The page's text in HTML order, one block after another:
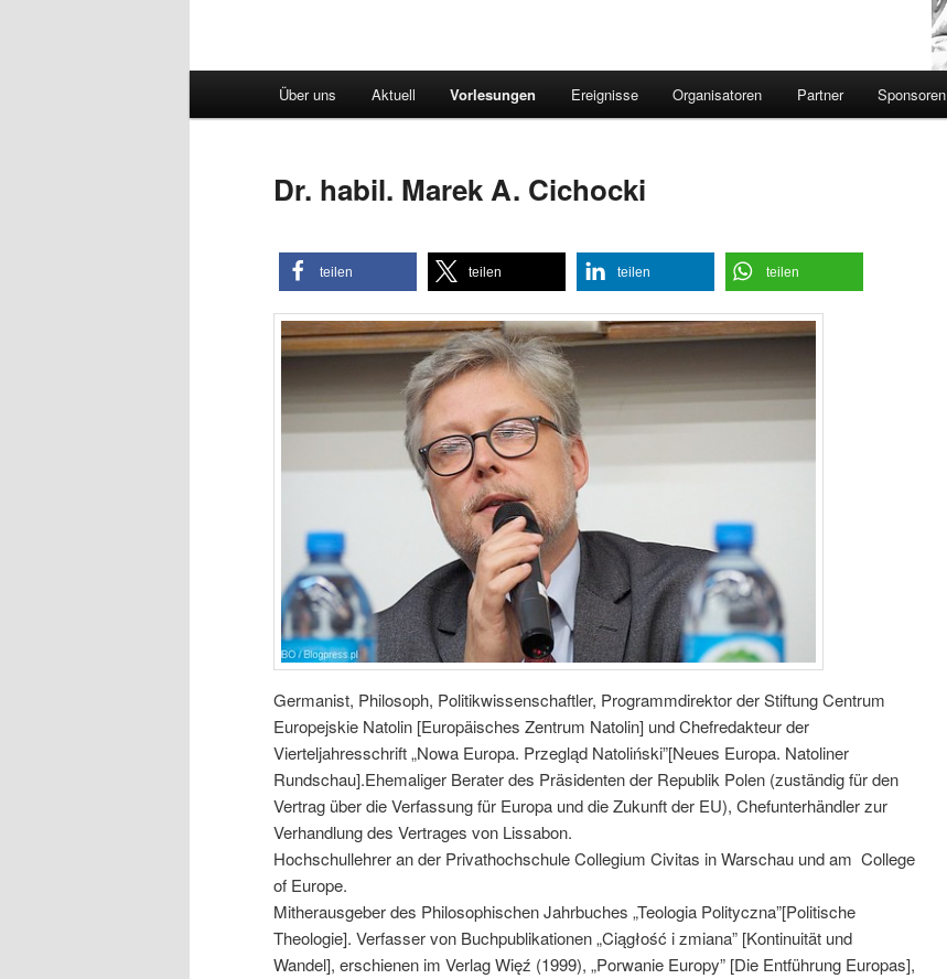
Über uns Aktuell Vorlesungen Ereignisse Organisatoren Partner Sponsoren
Dr. habil. Marek A. Cichocki
teilen teilen teilen teilen
Germanist, Philosoph, Politikwissenschaftler, Programmdirektor der Stiftung Centrum
Europejskie Natolin [Europäisches Zentrum Natolin] und Chefredakteur der
Vierteljahresschrift „Nowa Europa. Przegląd Natoliński”[Neues Europa. Natoliner
Rundschau].Ehemaliger Berater des Präsidenten der Republik Polen (zuständig für den
Vertrag über die Verfassung für Europa und die Zukunft der EU), Chefunterhändler zur
Verhandlung des Vertrages von Lissabon.
Hochschullehrer an der Privathochschule Collegium Civitas in Warschau und am College
of Europe.
Mitherausgeber des Philosophischen Jahrbuches „Teologia Polityczna”[Politische
Theologie]. Verfasser von Buchpublikationen „Ciągłość i zmiana” [Kontinuität und
Wandel], erschienen im Verlag Więź (1999), „Porwanie Europy” [Die Entführung Europas],